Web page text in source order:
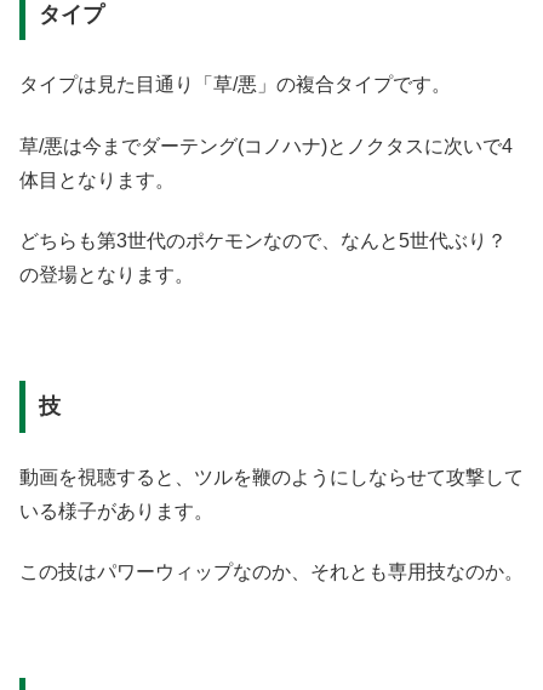
タイプ
タイプは見た目通り「草/悪」の複合タイプです。
草/悪は今までダーテング(コノハナ)とノクタスに次いで4
体目となります。
どちらも第3世代のポケモンなので、なんと5世代ぶり？
の登場となります。
技
動画を視聴すると、ツルを鞭のようにしならせて攻撃して
いる様子があります。
この技はパワーウィップなのか、それとも専用技なのか。